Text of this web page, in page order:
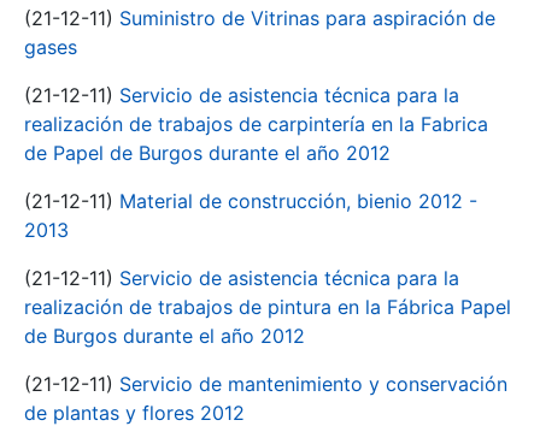
(21-12-11) Suministro de Vitrinas para aspiración de
gases
(21-12-11) Servicio de asistencia técnica para la
realización de trabajos de carpintería en la Fabrica
de Papel de Burgos durante el año 2012
(21-12-11) Material de construcción, bienio 2012 -
2013
(21-12-11) Servicio de asistencia técnica para la
realización de trabajos de pintura en la Fábrica Papel
de Burgos durante el año 2012
(21-12-11) Servicio de mantenimiento y conservación
de plantas y flores 2012